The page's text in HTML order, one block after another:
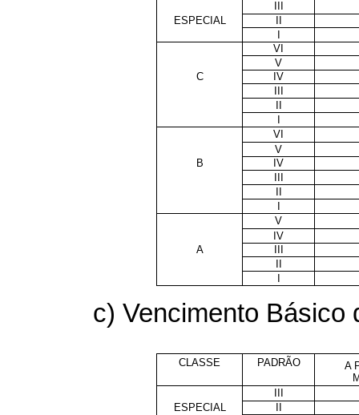
ESPECIAL
VI
V
C
IV
VI
V
B
IV
V
IV
A
c) Vencimento Básico
CLASSE PADRÃO
A
ESPECIAL